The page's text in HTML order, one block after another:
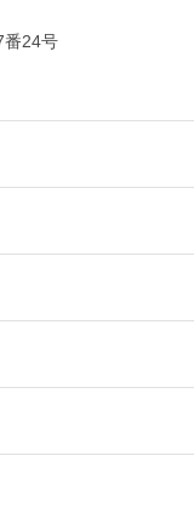
番24号